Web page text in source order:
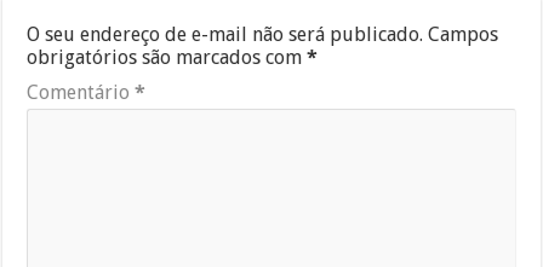
O seu endereço de e-mail não será publicado. Campos
obrigatórios são marcados com*
Comentário*